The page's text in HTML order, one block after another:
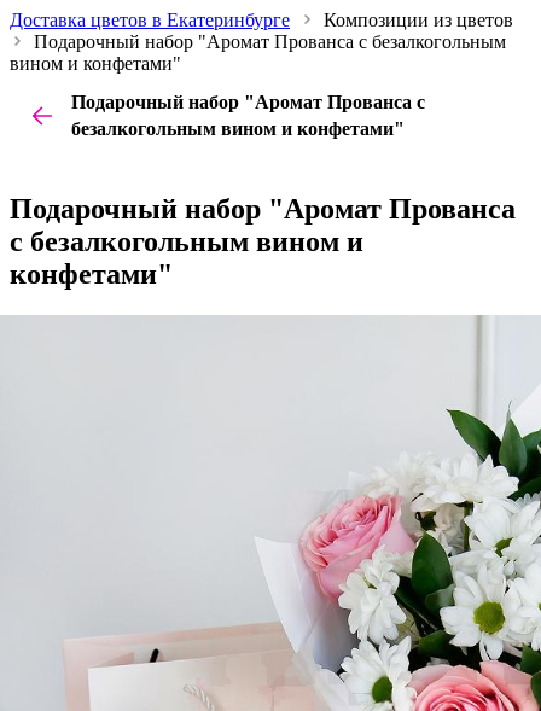
Доставка цветов в Екатеринбурге
Композиции из цветов
Подарочный набор "Аромат Прованса с безалкогольным
вином и конфетами"
Подарочный набор "Аромат Прованса с
безалкогольным вином и конфетами"
Подарочный набор "Аромат Прованса
с безалкогольным вином и
конфетами"